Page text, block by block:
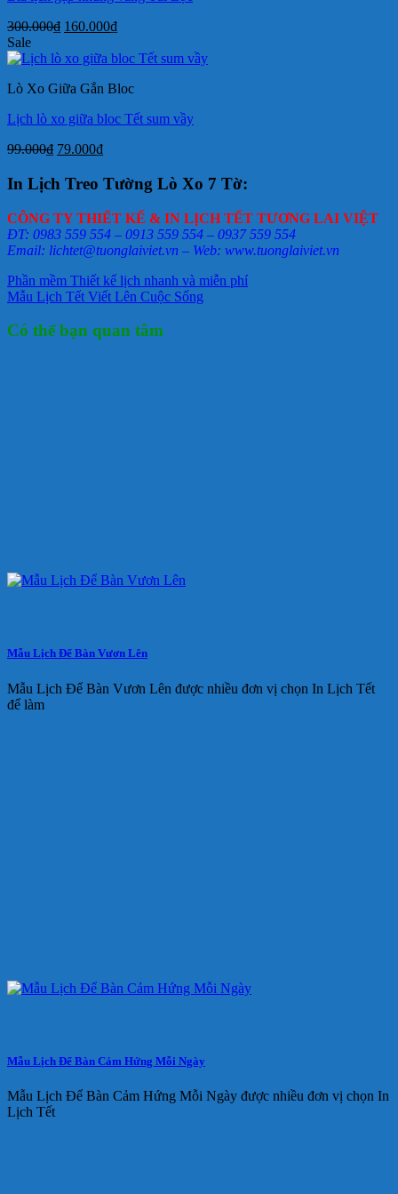
300.000₫ Giá
là:
160.000₫Giá
tại
160.000₫.
Sale
Lò Xo Giữa Gắn Bloc
Lịch lò xo giữa bloc Tết sum vầy
99.000₫ Giá
là:
79.000₫Giá
tại
79.000₫.
In Lịch Treo Tường Lò Xo 7 Tờ:
CÔNG TY THIẾT KẾ & IN LỊCH TẾT TƯƠNG LAI VIỆT
ĐT: 0983 559 554 – 0913 559 554 – 0937 559 554
Email: lichtet@tuonglaiviet.vn – Web: www.tuonglaiviet.vn
Phần mềm Thiết kế lịch nhanh và miễn phí
Mẫu Lịch Tết Viết Lên Cuộc Sống
Có thể bạn quan tâm
Mẫu Lịch Để Bàn Vươn Lên
Mẫu Lịch Để Bàn Vươn Lên được nhiều đơn vị chọn In Lịch Tết
để làm
Mẫu Lịch Để Bàn Cảm Hứng Mỗi Ngày
Mẫu Lịch Để Bàn Cảm Hứng Mỗi Ngày được nhiều đơn vị chọn In
Lịch Tết